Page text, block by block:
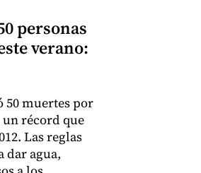
personas
verano:
muertes por
récord que
Las reglas
dar agua,